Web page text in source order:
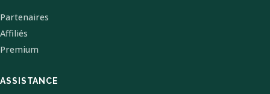
Partenaires
Affiliés
Premium
ASSISTANCE